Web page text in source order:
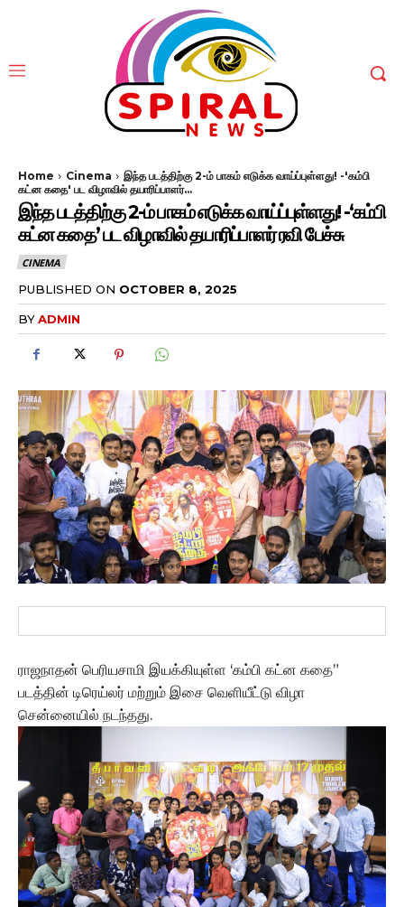
Home Cinema
இந்த படத்திற்கு 2-ம் பாகம் எடுக்க வாய்ப்புள்ளது! -'கம்பி
கட்ன கதை' பட விழாவில் தயாரிப்பாளர்...
இந்த படத்திற்கு 2-ம் பாகம் எடுக்க வாய்ப்புள்ளது! -‘கம்பி
கட்ன கதை’ பட விழாவில் தயாரிப்பாளர் ரவி பேச்சு
CINEMA
PUBLISHED ON OCTOBER 8, 2025
BYADMIN
ராஜநாதன் பெரியசாமி இயக்கியுள்ள ‘கம்பி கட்ன கதை”
படத்தின் டிரெய்லர் மற்றும் இசை வெளியீட்டு விழா
சென்னையில் நடந்தது.